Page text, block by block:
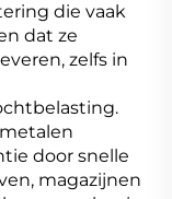
die vaak
dat ze
zelfs in
door snelle
magazijnen